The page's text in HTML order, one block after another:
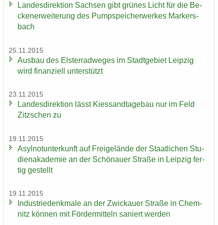
Lan­des­di­rek­ti­on Sach­sen gibt grü­nes Licht für die Be­
cken­er­wei­te­rung des Pump­spei­cher­wer­kes Mar­kers­
bach
25.11.2015
Aus­bau des Els­ter­rad­we­ges im Stadt­ge­biet Leip­zig
wird fi­nan­zi­ell un­ter­stützt
23.11.2015
Lan­des­di­rek­ti­on lässt Kies­sand­ta­ge­bau nur im Feld
Zitz­schen zu
19.11.2015
Asyl­not­un­ter­kunft auf Frei­ge­län­de der Staat­li­chen Stu­
di­en­aka­de­mie an der Schö­nau­er Stra­ße in Leip­zig fer­
tig ge­stellt
19.11.2015
In­dus­trie­denk­ma­le an der Zwi­ckau­er Stra­ße in Chem­
nitz kön­nen mit För­der­mit­teln sa­niert wer­den